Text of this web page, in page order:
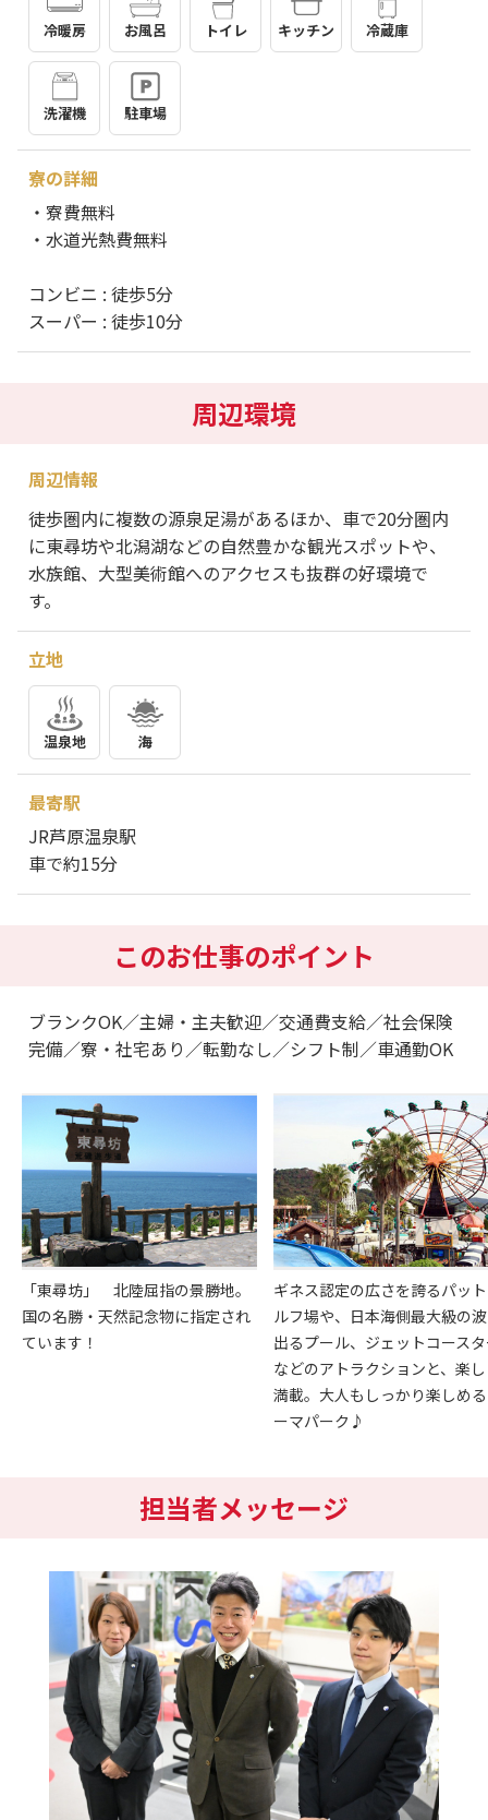
冷暖房 お風呂 トイレ キッチン 冷蔵庫
洗濯機 駐車場
寮の詳細
・寮費無料
・水道光熱費無料
コンビニ : 徒歩5分
スーパー : 徒歩10分
周辺環境
周辺情報
徒歩圏内に複数の源泉足湯があるほか、車で20分圏内
に東尋坊や北潟湖などの自然豊かな観光スポットや、
水族館、大型美術館へのアクセスも抜群の好環境で
す。
立地
温泉地 海
最寄駅
JR芦原温泉駅
車で約15分
このお仕事のポイント
ブランクOK／主婦・主夫歓迎／交通費支給／社会保険
完備／寮・社宅あり／転勤なし／シフト制／車通勤OK
「東尋坊」 北陸屈指の景勝地。
国の名勝・天然記念物に指定され
ています！
ギネス認定の広さを誇るパッ
ルフ場や、日本海側最大級の
出るプール、ジェットコース
などのアトラクションと、楽
満載。大人もしっかり楽しめ
ーマパーク♪
担当者メッセージ